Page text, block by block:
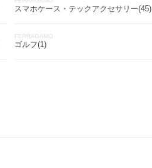
スマホケース・テックアクセサリー(45)
FERRAGAMO
ゴルフ(1)